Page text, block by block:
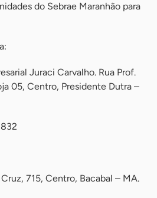
do Sebrae Maranhão para
Juraci Carvalho. Rua Prof.
05, Centro, Presidente Dutra –
715, Centro, Bacabal – MA.